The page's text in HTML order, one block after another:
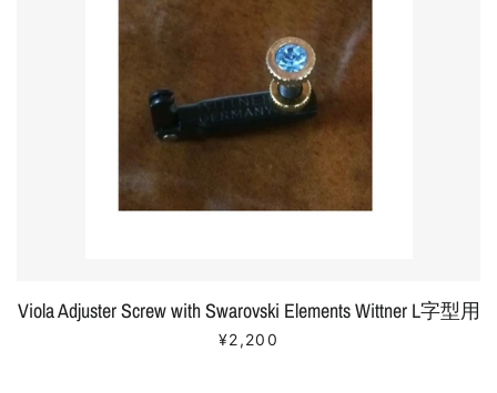
Viola Adjuster Screw with Swarovski Elements Wittner L字型用
販売価格
¥2,200